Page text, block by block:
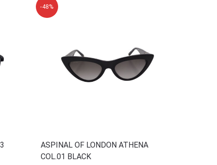
-48%
ASPINAL OF LONDOΝ ATHENA
COL.01 BLACK